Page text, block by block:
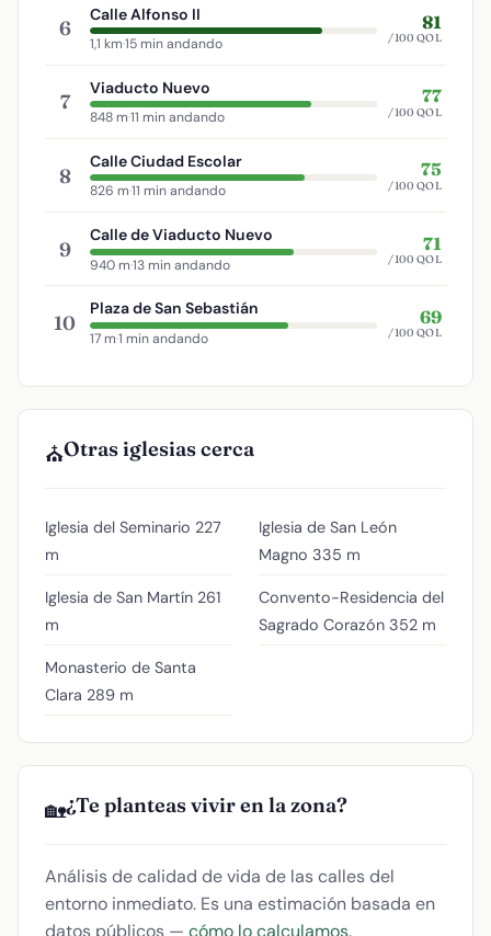
6
Calle Alfonso II
1,1 km·15 min andando
81
/100 QOL
7
Viaducto Nuevo
848 m·11 min andando
77
/100 QOL
8
Calle Ciudad Escolar
826 m·11 min andando
75
/100 QOL
9
Calle de Viaducto Nuevo
940 m·13 min andando
71
/100 QOL
10
Plaza de San Sebastián
17 m·1 min andando
69
/100 QOL
⛪Otras iglesias cerca
Iglesia del Seminario 227
m
Iglesia de San Martín 261
m
Monasterio de Santa
Clara 289 m
Iglesia de San León
Magno 335 m
Convento-Residencia del
Sagrado Corazón 352 m
🏡¿Te planteas vivir en la zona?
Análisis de calidad de vida de las calles del
entorno inmediato. Es una estimación basada en
datos públicos — cómo lo calculamos.